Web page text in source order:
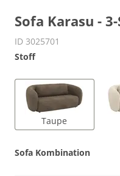
Sofa Karasu -
ID 3025701
Stoff
Taupe
Sofa Kombination